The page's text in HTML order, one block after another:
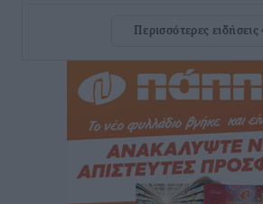
Δημόσιο: Το νέο καθεστώς επιλογής
πριν 2 ώρες
Ποιες κατηγορίες καταστημάτων
μεγαλύτερη κίνηση
• πριν 2 ώρες
Περισσότερες ειδήσεις